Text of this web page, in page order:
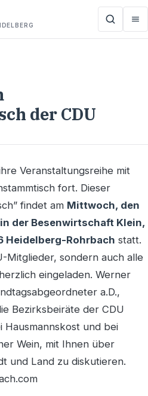
der CDU
Veranstaltungsreihe mit
fort. Dieser
findet am Mittwoch, den
der Besenwirtschaft Klein,
Heidelberg-Rohrbach statt.
Mitglieder, sondern auch alle
eingeladen. Werner
a.D.,
Bezirksbeiräte der CDU
Hausmannskost und bei
Wein, mit Ihnen über
und Land zu diskutieren.